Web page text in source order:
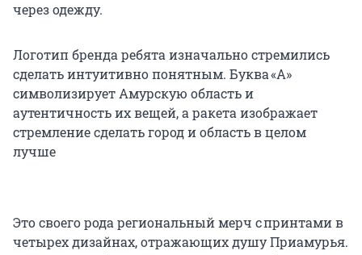
через одежду.
Логотип бренда ребята изначально стремились
сделать интуитивно понятным. Буква «А»
символизирует Амурскую область и
аутентичность их вещей, а ракета изображает
стремление сделать город и область в целом
лучше
Это своего рода региональный мерч с принтами в
четырех дизайнах, отражающих душу Приамурья.